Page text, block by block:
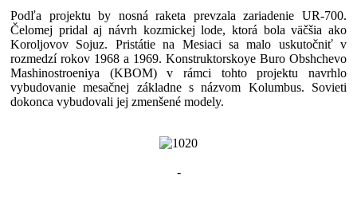
Podľa projektu by nosná raketa prevzala zariadenie UR-700.
Čelomej pridal aj návrh kozmickej lode, ktorá bola väčšia ako
Koroljovov Sojuz. Pristátie na Mesiaci sa malo uskutočniť v
rozmedzí rokov 1968 a 1969. Konstruktorskoye Buro Obshchevo
Mashinostroeniya (KBOM) v rámci tohto projektu navrhlo
vybudovanie mesačnej základne s názvom Kolumbus. Sovieti
dokonca vybudovali jej zmenšené modely.
-